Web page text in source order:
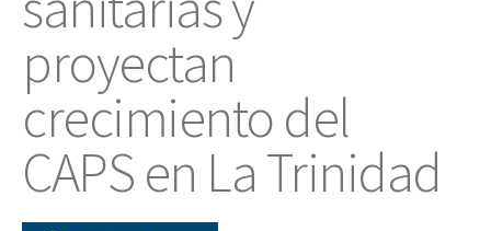
proyectan
crecimiento del
CAPS en La Trinidad